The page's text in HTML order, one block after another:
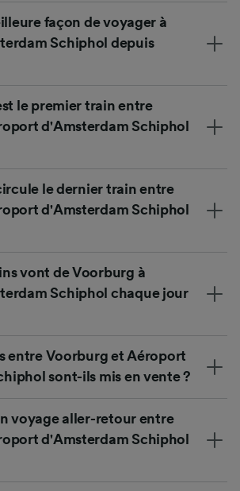
façon de voyager à
Schiphol depuis
le premier train entre
d'Amsterdam Schiphol
le dernier train entre
d'Amsterdam Schiphol
vont de Voorburg à
Schiphol chaque jour
entre Voorburg et Aéroport
sont-ils mis en vente ?
voyage aller-retour entre
d'Amsterdam Schiphol